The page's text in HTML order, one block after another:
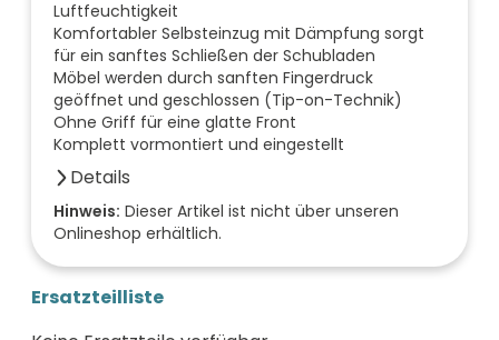
Luftfeuchtigkeit
Komfortabler Selbsteinzug mit Dämpfung sorgt
für ein sanftes Schließen der Schubladen
Möbel werden durch sanften Fingerdruck
geöffnet und geschlossen (Tip-on-Technik)
Ohne Griff für eine glatte Front
Komplett vormontiert und eingestellt
Details
Anzahl der Fächer (Stück)
0
Farbe der Front
Hinweis: Dieser Artikel ist nicht über unseren
Onlineshop erhältlich.
Ersatzteilliste